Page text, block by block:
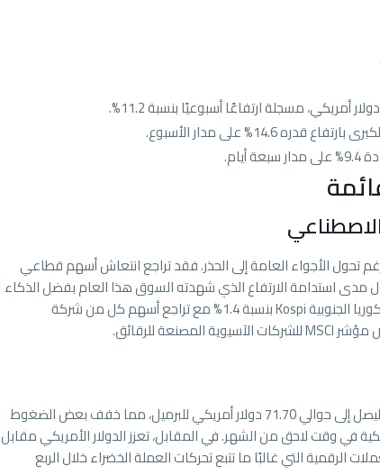
تحول الأجواء العامة إلى الحذر. فقد تراجع انتعاش أسهم قطاعي
مدى استدامة الارتفاع الذي شهدته السوق هذا العام بفضل الذكاء
الاصطناعي. على سبيل المثال، انخفض مؤشر سوق كوريا الجنوبية Kospi بنسبة 1.4% مع تراجع أسهم كل من شركة
في سياق متصل، انخفض سعر خام برنت بنسبة 0.6% ليصل إلى حوالي 71.70 دولار أمريكي للبرميل، مما خفف بعض الضغوط
في وقت لاحق من الشهر. في المقابل، تعزز الدولار الأمريكي مقابل
الرقمية التي غالبًا ما تتبع تحركات العملة الخضراء خلال الربع